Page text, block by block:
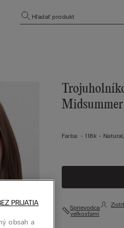
Hľadať produkt
Farba: -118k -
Sprievodca
veľkosťami
obsah a
PRIJATIA